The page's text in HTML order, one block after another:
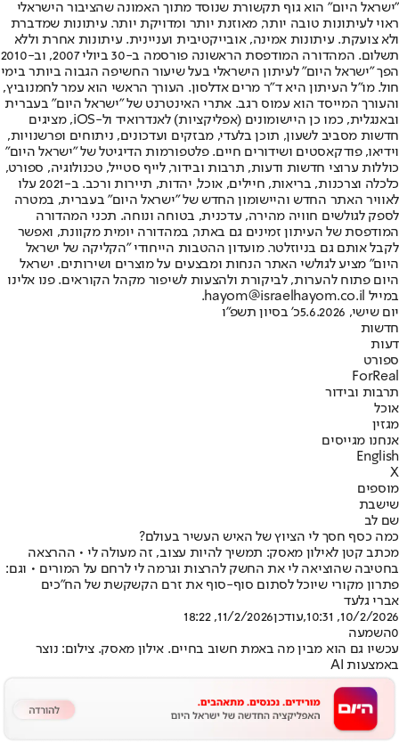
"ישראל היום" הוא גוף תקשורת שנוסד מתוך האמונה שהציבור הישראלי
ראוי לעיתונות טובה יותר, מאוזנת יותר ומדויקת יותר. עיתונות שמדברת
ולא צועקת. עיתונות אמינה, אובייקטיבית ועניינית. עיתונות אחרת וללא
תשלום. המהדורה המודפסת הראשונה פורסמה ב-30 ביולי 2007, וב-2010
הפך "ישראל היום" לעיתון הישראלי בעל שיעור החשיפה הגבוה ביותר בימי
חול. מו"ל העיתון היא ד"ר מרים אדלסון. העורך הראשי הוא עמר לחמנוביץ,
והעורך המייסד הוא עמוס רגב. אתרי האינטרנט של "ישראל היום" בעברית
ובאנגלית, כמו כן היישומונים (אפליקציות) לאנדרואיד ול-iOS, מציגים
חדשות מסביב לשעון, תוכן בלעדי, מבזקים ועדכונים, ניתוחים ופרשנויות,
וידיאו, פודקאסטים ושידורים חיים. פלטפורמות הדיגיטל של "ישראל היום"
כוללות ערוצי חדשות ודעות, תרבות ובידור, לייף סטייל, טכנולוגיה, ספורט,
כלכלה וצרכנות, בריאות, חיילים, אוכל, יהדות, תיירות ורכב. ב-2021 עלו
לאוויר האתר החדש והיישומון החדש של "ישראל היום" בעברית, במטרה
לספק לגולשים חוויה מהירה, עדכנית, בטוחה ונוחה. תכני המהדורה
המודפסת של העיתון זמינים גם באתר, במהדורה יומית מקוונת, ואפשר
לקבל אותם גם בניוזלטר. מועדון ההטבות הייחודי "הקליקה של ישראל
היום" מציע לגולשי האתר הנחות ומבצעים על מוצרים ושירותים. ישראל
היום פתוח להערות, לביקורת ולהצעות לשיפור מקהל הקוראים. פנו אלינו
במייל hayom@israelhayom.co.il.
יום שישי, 5.6.2026
כ' בסיון תשפ"ו
חדשות
דעות
ספורט
ForReal
תרבות ובידור
אוכל
מגזין
אנחנו מגייסים
English
X
מוספים
שישבת
שם לב
כמה כסף חסך לי הציוץ של האיש העשיר בעולם?
מכתב קטן לאילון מאסק: תמשיך להיות עצוב, זה מעולה לי • ההרצאה
בחטיבה שהוציאה לי את החשק להרצות וגרמה לי לרחם על המורים • וגם:
פתרון מקורי שיוכל לסתום סוף-סוף את זרם הקשקשת של הח"כים
אברי גלעד
10/2/2026, 10:31
,עודכן11/2/2026, 18:22
0השמעה
עכשיו גם הוא מבין מה באמת חשוב בחיים. אילון מאסק. צילום: נוצר
באמצעות AI